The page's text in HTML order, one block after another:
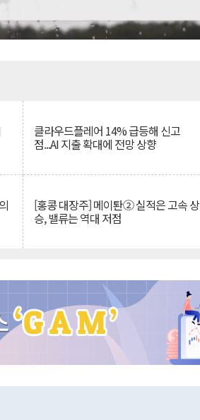
클라우드플레어 14% 급등해 신고
점...AI 지출 확대에 전망 상향
[홍콩 대장주] 메이퇀② 실적은 고속 상
승, 밸류는 역대 저점